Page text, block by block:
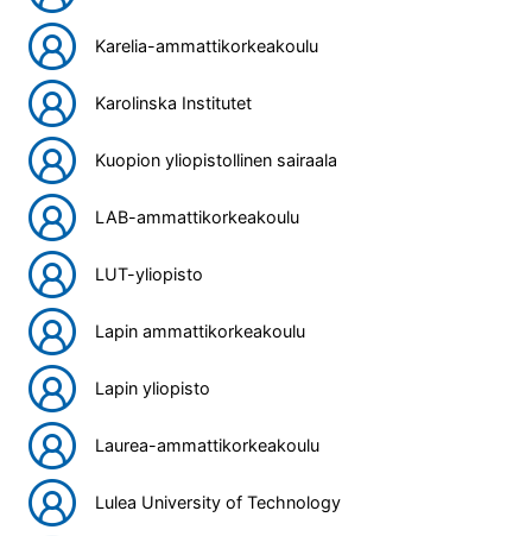
Karelia-ammattikorkeakoulu
Karolinska Institutet
Kuopion yliopistollinen sairaala
LAB-ammattikorkeakoulu
LUT-yliopisto
Lapin ammattikorkeakoulu
Lapin yliopisto
Laurea-ammattikorkeakoulu
Lulea University of Technology